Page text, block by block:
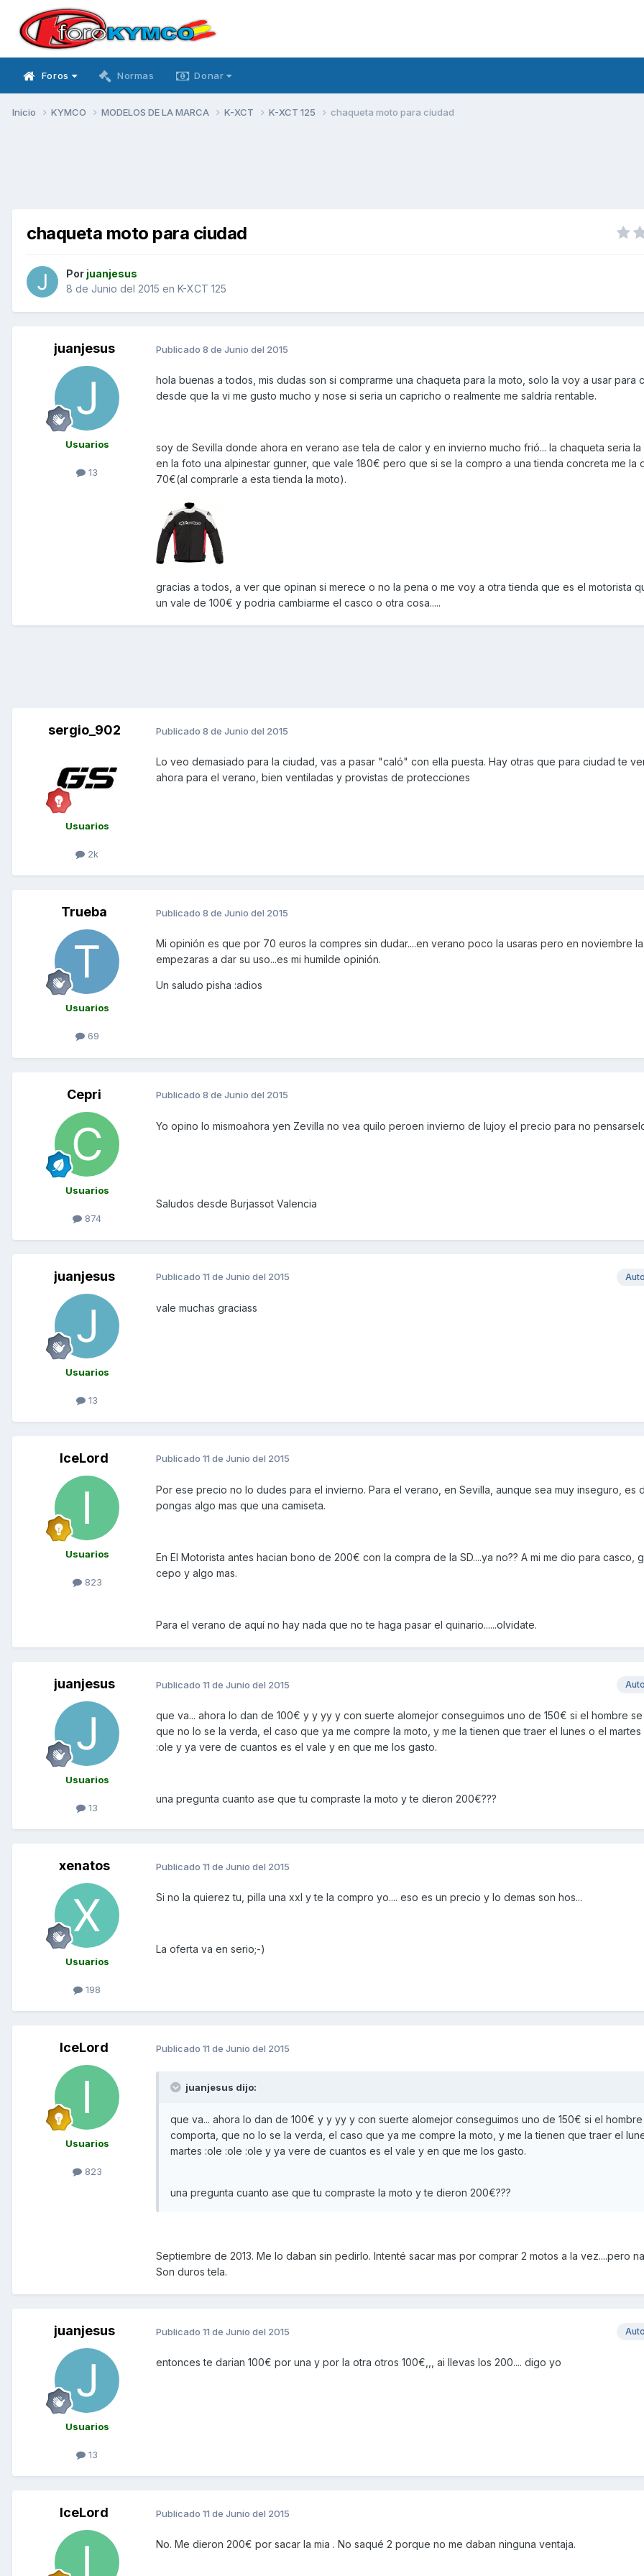
Foros Normas Donar
Inicio KYMCO MODELOS DE LA MARCA K-XCT K-XCT 125 chaqueta moto para ciudad
chaqueta moto para ciudad
Por juanjesus
8 de Junio del 2015 en K-XCT 125
juanjesus
Usuarios
13
Publicado 8 de Junio del 2015
hola buenas a todos, mis dudas son si comprarme una chaqueta para la moto, solo la voy a usar para
desde que la vi me gusto mucho y nose si seria un capricho o realmente me saldría rentable.
soy de Sevilla donde ahora en verano ase tela de calor y en invierno mucho frió... la chaqueta seria la
en la foto una alpinestar gunner, que vale 180€ pero que si se la compro a una tienda concreta me la
70€(al comprarle a esta tienda la moto).
gracias a todos, a ver que opinan si merece o no la pena o me voy a otra tienda que es el motorista
un vale de 100€ y podria cambiarme el casco o otra cosa.....
sergio_902
Usuarios
2k
Publicado 8 de Junio del 2015
Lo veo demasiado para la ciudad, vas a pasar "caló" con ella puesta. Hay otras que para ciudad te
ahora para el verano, bien ventiladas y provistas de protecciones
Trueba
Usuarios
69
Publicado 8 de Junio del 2015
Mi opinión es que por 70 euros la compres sin dudar....en verano poco la usaras pero en noviembre la
empezaras a dar su uso...es mi humilde opinión.
Un saludo pisha :adios
Cepri
Usuarios
874
Publicado 8 de Junio del 2015
Yo opino lo mismoahora yen Zevilla no vea quilo peroen invierno de lujoy el precio para no
Saludos desde Burjassot Valencia
juanjesus
Usuarios
13
Publicado 11 de Junio del 2015
vale muchas graciass
IceLord
Usuarios
823
Publicado 11 de Junio del 2015
Por ese precio no lo dudes para el invierno. Para el verano, en Sevilla, aunque sea muy inseguro, es
pongas algo mas que una camiseta.
En El Motorista antes hacian bono de 200€ con la compra de la SD....ya no?? A mi me dio para casco,
cepo y algo mas.
Para el verano de aquí no hay nada que no te haga pasar el quinario......olvidate.
juanjesus
Usuarios
13
Publicado 11 de Junio del 2015
que va... ahora lo dan de 100€ y y yy y con suerte alomejor conseguimos uno de 150€ si el hombre se
que no lo se la verda, el caso que ya me compre la moto, y me la tienen que traer el lunes o el martes
:ole y ya vere de cuantos es el vale y en que me los gasto.
una pregunta cuanto ase que tu compraste la moto y te dieron 200€???
xenatos
Usuarios
198
Publicado 11 de Junio del 2015
Si no la quierez tu, pilla una xxl y te la compro yo.... eso es un precio y lo demas son hos...
La oferta va en serio;-)
IceLord
Usuarios
823
Publicado 11 de Junio del 2015
juanjesus dijo:
que va... ahora lo dan de 100€ y y yy y con suerte alomejor conseguimos uno de 150€ si el hombre
comporta, que no lo se la verda, el caso que ya me compre la moto, y me la tienen que traer el
martes :ole :ole :ole y ya vere de cuantos es el vale y en que me los gasto.
una pregunta cuanto ase que tu compraste la moto y te dieron 200€???
Septiembre de 2013. Me lo daban sin pedirlo. Intenté sacar mas por comprar 2 motos a la vez....pero
Son duros tela.
juanjesus
Usuarios
13
Publicado 11 de Junio del 2015
entonces te darian 100€ por una y por la otra otros 100€,,, ai llevas los 200.... digo yo
IceLord Publicado 11 de Junio del 2015
No. Me dieron 200€ por sacar la mia . No saqué 2 porque no me daban ninguna ventaja.